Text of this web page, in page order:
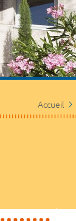
Accueil